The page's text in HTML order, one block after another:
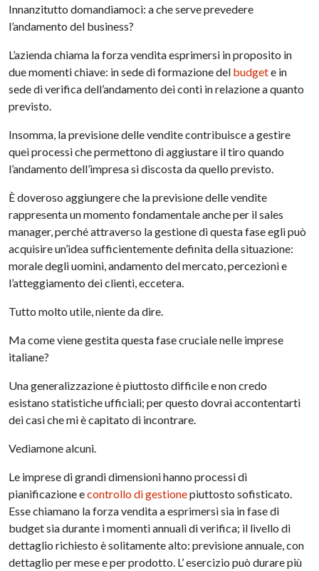
Innanzitutto domandiamoci: a che serve prevedere
l’andamento del business?
L’azienda chiama la forza vendita esprimersi in proposito in
due momenti chiave: in sede di formazione del budgete in
sede di verifica dell’andamento dei conti in relazione a quanto
previsto.
Insomma, la previsione delle vendite contribuisce a gestire
quei processi che permettono di aggiustare il tiro quando
l’andamento dell’impresa si discosta da quello previsto.
È doveroso aggiungere che la previsione delle vendite
rappresenta un momento fondamentale anche per il sales
manager, perché attraverso la gestione di questa fase egli può
acquisire un’idea sufficientemente definita della situazione:
morale degli uomini, andamento del mercato, percezioni e
l’atteggiamento dei clienti, eccetera.
Tutto molto utile, niente da dire.
Ma come viene gestita questa fase cruciale nelle imprese
italiane?
Una generalizzazione è piuttosto difficile e non credo
esistano statistiche ufficiali; per questo dovrai accontentarti
dei casi che mi è capitato di incontrare.
Vediamone alcuni.
Le imprese di grandi dimensioni hanno processi di
pianificazione econtrollo di gestionepiuttosto sofisticato.
Esse chiamano la forza vendita a esprimersi sia in fase di
budget sia durante i momenti annuali di verifica; il livello di
dettaglio richiesto è solitamente alto: previsione annuale, con
dettaglio per mese e per prodotto. L’ esercizio può durare più